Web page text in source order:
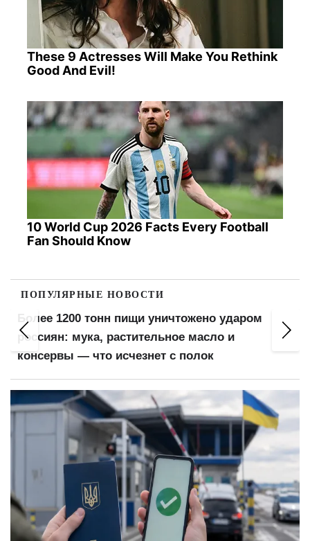
These 9 Actresses Will Make You Rethink
Good And Evil!
10 World Cup 2026 Facts Every Football
Fan Should Know
ПОПУЛЯРНЫЕ НОВОСТИ
Более 1200 тонн пищи уничтожено ударом
россиян: мука, растительное масло и
консервы — что исчезнет с полок